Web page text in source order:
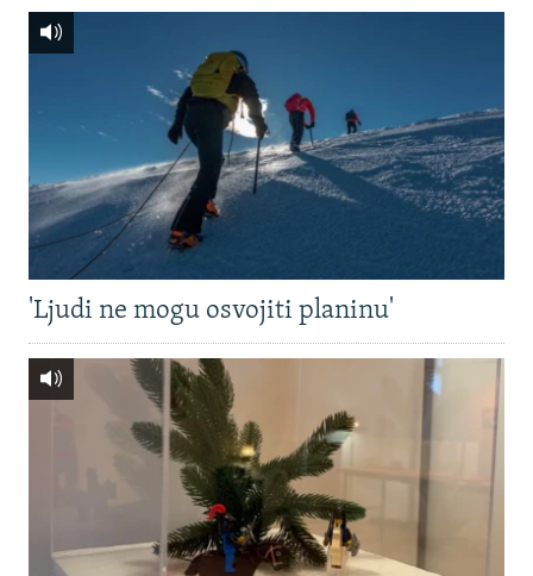
'Ljudi ne mogu osvojiti planinu'